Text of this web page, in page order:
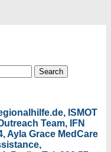
ISMOT
Team, IFN
Ayla Grace MedCare